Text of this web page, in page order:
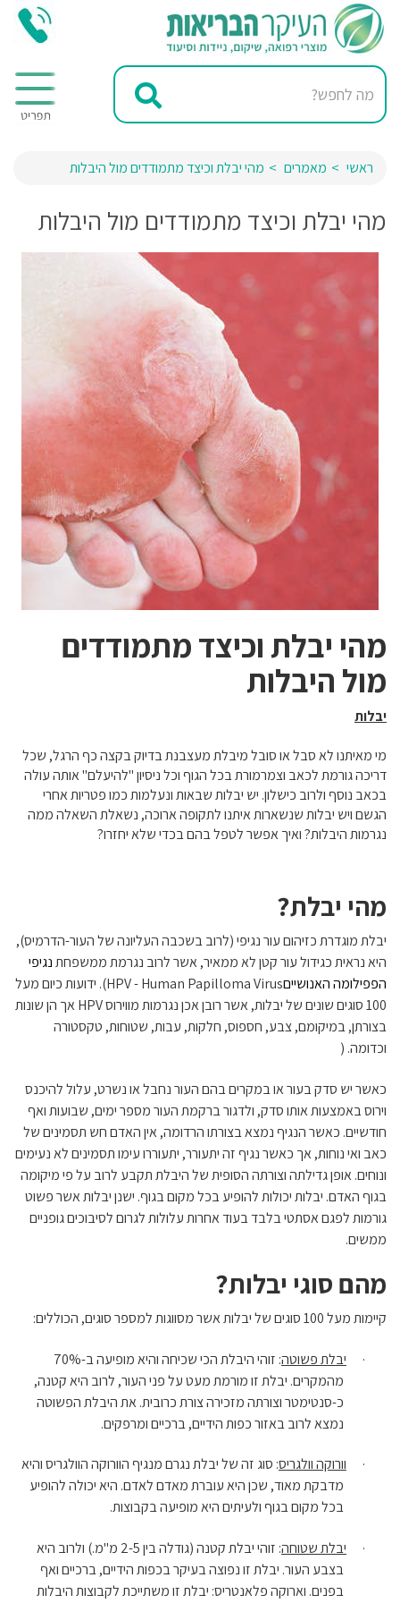
ראשי מאמרים מהי יבלת וכיצד מתמודדים מול היבלות
מהי יבלת וכיצד מתמודדים מול היבלות
מהי יבלת וכיצד מתמודדים
מול היבלות
יבלות
מי מאיתנו לא סבל או סובל מיבלת מעצבנת בדיוק בקצה כף הרגל, שכל
דריכה גורמת לכאב וצמרמורת בכל הגוף וכל ניסיון "להיעלם" אותה עולה
בכאב נוסף ולרוב כישלון. יש יבלות שבאות ונעלמות כמו פטריות אחרי
הגשם ויש יבלות שנשארות איתנו לתקופה ארוכה, נשאלת השאלה ממה
נגרמות היבלות? ואיך אפשר לטפל בהם בכדי שלא יחזרו?
מהי יבלת?
יבלת מוגדרת כזיהום עור נגיפי (לרוב בשכבה העליונה של העור-הדרמיס),
היא נראית כגידול עור קטן לא ממאיר, אשר לרוב נגרמת ממשפחתנגיפי
הפפילומה האנושייםHPV - Human Papilloma Virus). ידועות כיום מעל
100 סוגים שונים של יבלות, אשר רובן אכן נגרמות מווירוס
HPVאך הן שונות
בצורתן, במיקומם, צבע, חספוס, חלקות, עבות, שטוחות, טקסטורה
וכדומה. (
כאשר יש סדק בעור או במקרים בהם העור נחבל או נשרט, עלול להיכנס
וירוס באמצעות אותו סדק, ולדגור ברקמת העור מספר ימים, שבועות ואף
חודשיים. כאשר הנגיף נמצא בצורתו הרדומה, אין האדם חש תסמינים של
כאב ואי נוחות, אך כאשר נגיף זה יתעורר, יתעוררו עימו תסמינים לא נעימים
ונוחים. אופן גדילתה וצורתה הסופית של היבלת תקבע לרוב על פי מיקומה
בגוף האדם. יבלות יכולות להופיע בכל מקום בגוף. ישנן יבלות אשר פשוט
גורמות לפגם אסתטי בלבד בעוד אחרות עלולות לגרום לסיבוכים גופניים
ממשים.
מהם סוגי יבלות?
קיימות מעל 100 סוגים של יבלות אשר מסווגות למספר סוגים, הכוללים:
· יבלת פשוטה
: זוהי היבלת הכי שכיחה והיא מופיעה ב-70%
מהמקרים. יבלת זו מורמת מעט על פני העור, לרוב היא קטנה,
כ-סנטימטר וצורתה מזכירה צורת כרובית. את היבלת הפשוטה
נמצא לרוב באזור כפות הידיים, ברכיים ומרפקים.
· וורוקה וולגריס: סוג זה של יבלת נגרם מנגיף הוורוקה הוולגריס והיא
מדבקת מאוד, שכן היא עוברת מאדם לאדם. היא יכולה להופיע
בכל מקום בגוף ולעיתים היא מופיעה בקבוצות.
· יבלת שטוחה
: זוהי יבלת קטנה (גודלה בין 2-5 מ"מ.) ולרוב היא
בצבע העור. יבלת זו נפוצה בעיקר בכפות הידיים, ברכיים ואף
בפנים. וארוקה פלאנטריס: יבלת זו משתייכת לקבוצות היבלות